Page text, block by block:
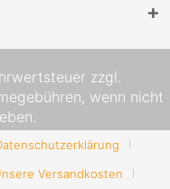
zzgl.
wenn nicht
Versandkosten